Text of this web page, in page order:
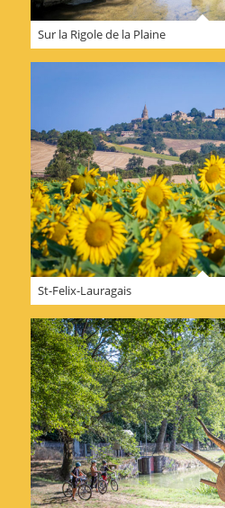
Sur la Rigole de la Plaine
St-Felix-Lauragais